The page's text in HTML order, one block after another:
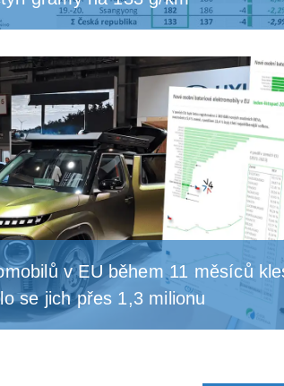
v EU během 11 měsíců
se jich přes 1,3 milionu